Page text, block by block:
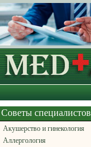
Советы специалистов
Акушерство и гинекология
Аллергология